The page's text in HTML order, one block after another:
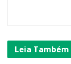
Leia Também